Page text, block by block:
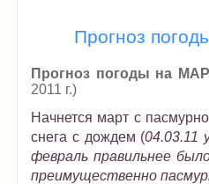
Прогноз
Прогноз погоды на
2011 г.)
Начнется март с
снега с дождем (04.03.11
февраль правильнее
преимущественно